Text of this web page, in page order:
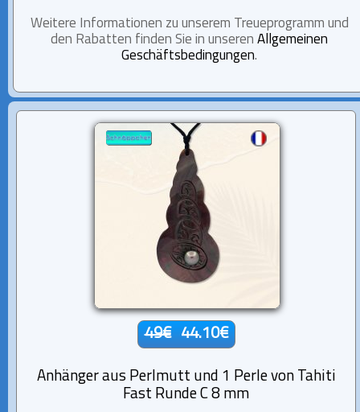
Weitere Informationen zu unserem Treueprogramm und
den Rabatten finden Sie in unserenAllgemeinen
Geschäftsbedingungen.
49€ 44.10€
Anhänger aus Perlmutt und 1 Perle von Tahiti
Fast Runde C 8 mm